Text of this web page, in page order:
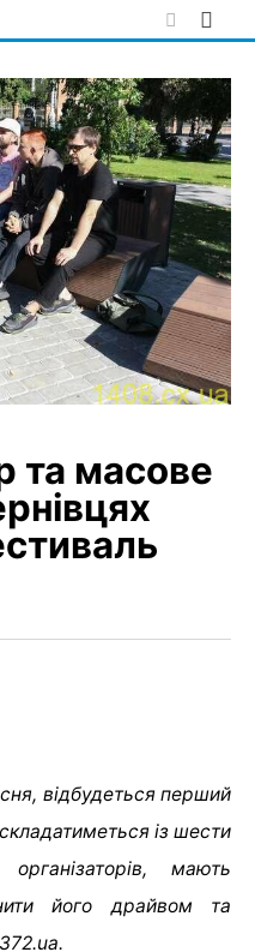
та масове
відбудеться перший
із шести
мають
його драйвом та